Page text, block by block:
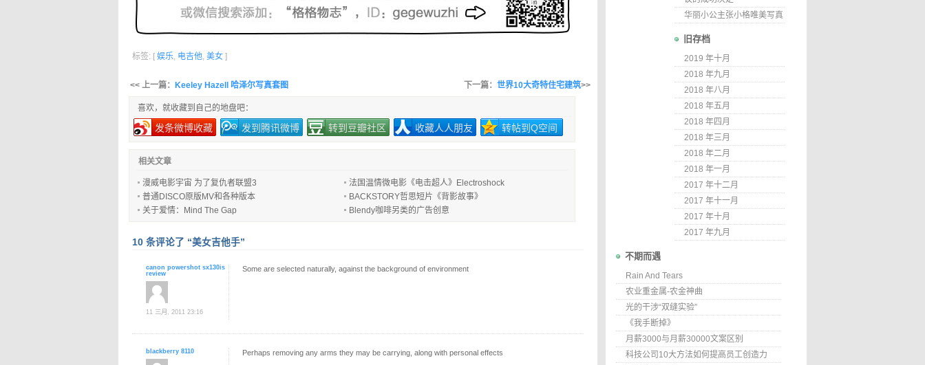
标签: [ 娱乐, 电吉他, 美女 ]
<< 上一篇： Keeley Hazell 哈泽尔写真套图 下一篇： 世界10大奇特住宅建筑>>
喜欢，就收藏到自己的地盘吧：
发条微博收藏 发到腾讯微博 转到豆瓣社区 收藏人人朋友 转帖到Q空间
相关文章
漫威电影宇宙 为了复仇者联盟3
法国温情微电影《电击超人》Electroshock
普通DISCO原版MV和各种版本
BACKSTORY哲思短片《背影故事》
关于爱情：Mind The Gap
Blendy咖啡另类的广告创意
10 条评论了 “美女吉他手”
canon powershot sx130is
review
11 三月, 2011 23:16
Some are selected naturally, against the background of environment
blackberry 8110 Perhaps removing any arms they may be carrying, along with personal effects
华丽小公主张小格唯美写真
旧存档
2019 年十月
2018 年九月
2018 年八月
2018 年五月
2018 年四月
2018 年三月
2018 年二月
2018 年一月
2017 年十二月
2017 年十一月
2017 年十月
2017 年九月
不期而遇
Rain And Tears
农业重金属-农金神曲
光的干涉“双缝实验”
《我手断掉》
月薪3000与月薪30000文案区别
科技公司10大方法如何提高员工创造力